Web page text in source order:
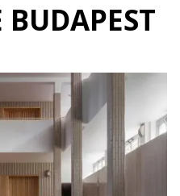
BUDAPEST